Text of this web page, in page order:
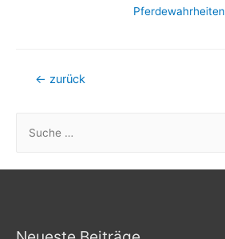
Pferdewahrheiten
Beitrags-
← zurück
n